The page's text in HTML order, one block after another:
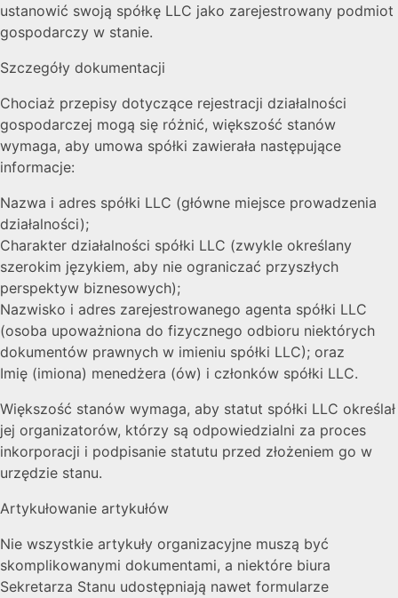
ustanowić swoją spółkę LLC jako zarejestrowany podmiot
gospodarczy w stanie.
Szczegóły dokumentacji
Chociaż przepisy dotyczące rejestracji działalności
gospodarczej mogą się różnić, większość stanów
wymaga, aby umowa spółki zawierała następujące
informacje:
Nazwa i adres spółki LLC (główne miejsce prowadzenia
działalności);
Charakter działalności spółki LLC (zwykle określany
szerokim językiem, aby nie ograniczać przyszłych
perspektyw biznesowych);
Nazwisko i adres zarejestrowanego agenta spółki LLC
(osoba upoważniona do fizycznego odbioru niektórych
dokumentów prawnych w imieniu spółki LLC); oraz
Imię (imiona) menedżera (ów) i członków spółki LLC.
Większość stanów wymaga, aby statut spółki LLC określał
jej organizatorów, którzy są odpowiedzialni za proces
inkorporacji i podpisanie statutu przed złożeniem go w
urzędzie stanu.
Artykułowanie artykułów
Nie wszystkie artykuły organizacyjne muszą być
skomplikowanymi dokumentami, a niektóre biura
Sekretarza Stanu udostępniają nawet formularze